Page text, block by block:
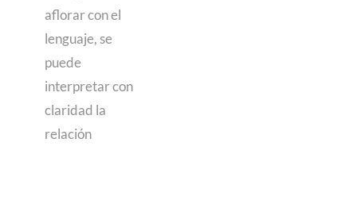
aflorar con el
lenguaje, se
puede
interpretar con
claridad la
relación